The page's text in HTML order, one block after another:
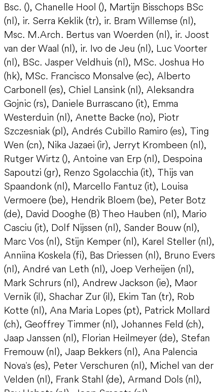
Bsc. (), Chanelle Hool (), Martijn Bisschops BSc
(nl), ir. Serra Keklik (tr), ir. Bram Willemse (nl),
Msc. M.Arch. Bertus van Woerden (nl), ir. Joost
van der Waal (nl), ir. Ivo de Jeu (nl), Luc Voorter
(nl), BSc. Jasper Veldhuis (nl), MSc. Joshua Ho
(hk), MSc. Francisco Monsalve (ec), Alberto
Carbonell (es), Chiel Lansink (nl), Aleksandra
Gojnic (rs), Daniele Burrascano (it), Emma
Westerduin (nl), Anette Backe (no), Piotr
Szczesniak (pl), Andrés Cubillo Ramiro (es), Ting
Wen (cn), Nika Jazaei (ir), Jerryt Krombeen (nl),
Rutger Wirtz (), Antoine van Erp (nl), Despoina
Sapoutzi (gr), Renzo Sgolacchia (it), Thijs van
Spaandonk (nl), Marcello Fantuz (it), Louisa
Vermoere (be), Hendrik Bloem (be), Peter Botz
(de), David Dooghe (B) Theo Hauben (nl), Mario
Casciu (it), Dolf Nijssen (nl), Sander Bouw (nl),
Marc Vos (nl), Stijn Kemper (nl), Karel Steller (nl),
Anniina Koskela (fi), Bas Driessen (nl), Bruno Evers
(nl), André van Leth (nl), Joep Verheijen (nl),
Mark Schrurs (nl), Andrew Jackson (ie), Maor
Vernik (il), Shachar Zur (il), Ekim Tan (tr), Rob
Kotte (nl), Ana Maria Lopes (pt), Patrick Mollard
(ch), Geoffrey Timmer (nl), Johannes Feld (ch),
Jaap Janssen (nl), Florian Heilmeyer (de), Stefan
Fremouw (nl), Jaap Bekkers (nl), Ana Palencia
Nova's (es), Peter Verschuren (nl), Michel van der
Velden (nl), Frank Stahl (de), Armand Dols (nl),